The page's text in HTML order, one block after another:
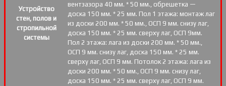
Устройство
стен, полов и
стропильной
системы
вентзазора 40 мм. * 50 мм., обрешетка —
доска 150 мм. * 25 мм. Пол 1 этажа: монтаж лаг
из доски 200 мм. * 50 мм., ОСП 9 мм. снизу лаг,
доска 150 мм. * 25 мм. сверху лаг, ОСП 9мм.
Пол 2 этажа: лага из доски 200 мм. * 50 мм.,
ОСП 9 мм. снизу лаг, доска 150 мм. * 25 мм.
сверху лаг, ОСП 9 мм. Потолок 2 этажа: лага из
доски 200 мм. * 50 мм., ОСП 9 мм. снизу лаг,
доска 150 мм. * 25 мм. сверху лаг, ОСП 9 мм.